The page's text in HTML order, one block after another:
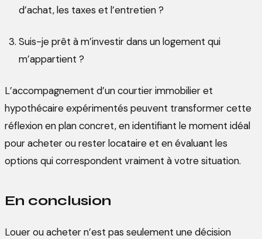
d’achat, les taxes et l’entretien ?
Suis-je prêt à m’investir dans un logement qui
m’appartient ?
L’accompagnement d’un courtier immobilier et
hypothécaire expérimentés peuvent transformer cette
réflexion en plan concret, en identifiant le moment idéal
pour acheter ou rester locataire et en évaluant les
options qui correspondent vraiment à votre situation.
En conclusion
Louer ou acheter n’est pas seulement une décision